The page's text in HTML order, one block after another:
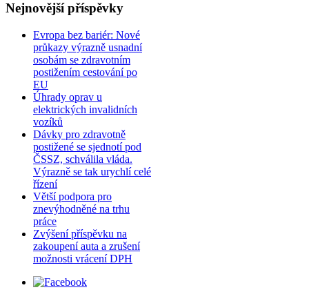
Nejnovější příspěvky
Evropa bez bariér: Nové
průkazy výrazně usnadní
osobám se zdravotním
postižením cestování po
EU
Úhrady oprav u
elektrických invalidních
vozíků
Dávky pro zdravotně
postižené se sjednotí pod
ČSSZ, schválila vláda.
Výrazně se tak urychlí celé
řízení
Větší podpora pro
znevýhodněné na trhu
práce
Zvýšení příspěvku na
zakoupení auta a zrušení
možnosti vrácení DPH